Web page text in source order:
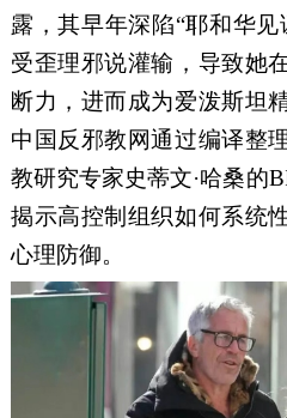
露，其早年深陷“耶和华
受歪理邪说灌输，导致她
断力，进而成为爱泼斯坦
中国反邪教网通过编译整
教研究专家史蒂文·哈桑的
揭示高控制组织如何系统
心理防御。